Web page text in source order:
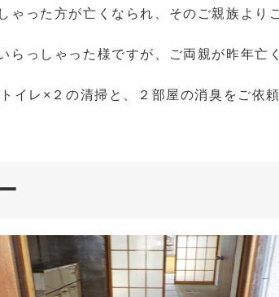
ゃった方が亡くなられ、そのご親族より
らっしゃった様ですが、ご両親が昨年亡
イレ×２の清掃と、２部屋の消臭をご依